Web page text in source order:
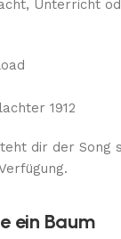
Unterricht
1912
dir der Song
ein Baum